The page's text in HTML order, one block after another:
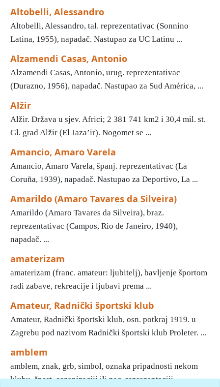
Altobelli, Alessandro
Altobelli, Alessandro, tal. reprezentativac (Sonnino
Latina, 1955), napadač. Nastupao za UC Latinu ...
Alzamendi Casas, Antonio
Alzamendi Casas, Antonio, urug. reprezentativac
(Durazno, 1956), napadač. Nastupao za Sud América, ...
Alžir
Alžir. Država u sjev. Africi; 2 381 741 km2 i 30,4 mil. st.
Gl. grad Alžir (El Jaza’ir). Nogomet se ...
Amancio, Amaro Varela
Amancio, Amaro Varela, španj. reprezentativac (La
Coruña, 1939), napadač. Nastupao za Deportivo, La ...
Amarildo (Amaro Tavares da Silveira)
Amarildo (Amaro Tavares da Silveira), braz.
reprezentativac (Campos, Rio de Janeiro, 1940),
napadač. ...
amaterizam
amaterizam (franc. amateur: ljubitelj), bavljenje športom
radi zabave, rekreacije i ljubavi prema ...
Amateur, Radnički športski klub
Amateur, Radnički športski klub, osn. potkraj 1919. u
Zagrebu pod nazivom Radnički športski klub Proleter. ...
amblem
amblem, znak, grb, simbol, oznaka pripadnosti nekom
klubu, šport. organizaciji ili nac. reprezentaciji. ...